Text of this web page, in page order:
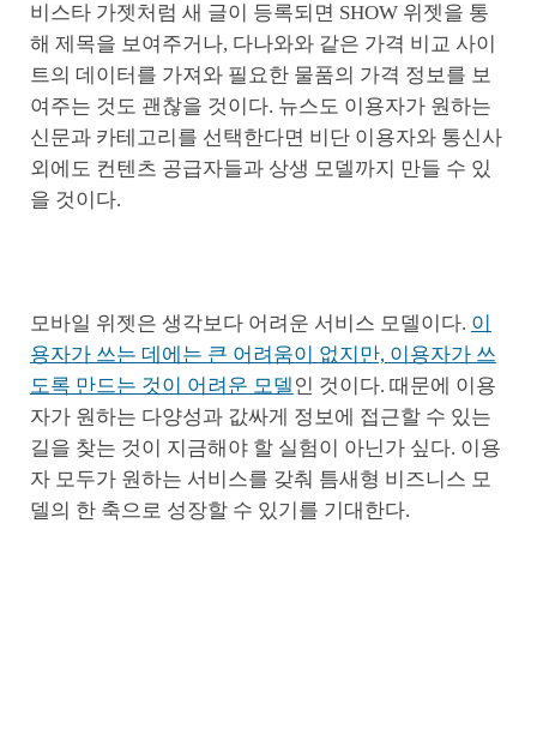
비스타 가젯처럼 새 글이 등록되면 SHOW 위젯을 통
해 제목을 보여주거나, 다나와와 같은 가격 비교 사이
트의 데이터를 가져와 필요한 물품의 가격 정보를 보
여주는 것도 괜찮을 것이다. 뉴스도 이용자가 원하는
신문과 카테고리를 선택한다면 비단 이용자와 통신사
외에도 컨텐츠 공급자들과 상생 모델까지 만들 수 있
을 것이다.
모바일 위젯은 생각보다 어려운 서비스 모델이다. 이
용자가 쓰는 데에는 큰 어려움이 없지만, 이용자가 쓰
도록 만드는 것이 어려운 모델 인 것이다. 때문에 이용
자가 원하는 다양성과 값싸게 정보에 접근할 수 있는
길을 찾는 것이 지금해야 할 실험이 아닌가 싶다. 이용
자 모두가 원하는 서비스를 갖춰 틈새형 비즈니스 모
델의 한 축으로 성장할 수 있기를 기대한다.